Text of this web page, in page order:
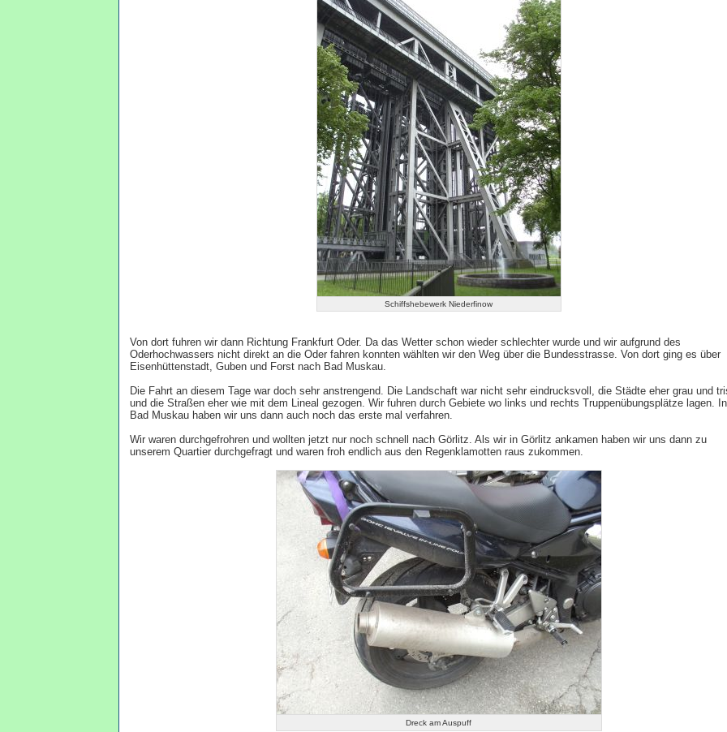
Schiffshebewerk Niederfinow
Von dort fuhren wir dann Richtung Frankfurt Oder. Da das Wetter schon wieder schlechter wurde und wir aufgrund des
Oderhochwassers nicht direkt an die Oder fahren konnten wählten wir den Weg über die Bundesstrasse. Von dort ging es über
Eisenhüttenstadt, Guben und Forst nach Bad Muskau.
Die Fahrt an diesem Tage war doch sehr anstrengend. Die Landschaft war nicht sehr eindrucksvoll, die Städte eher grau und
und die Straßen eher wie mit dem Lineal gezogen. Wir fuhren durch Gebiete wo links und rechts Truppenübungsplätze lagen. In
Bad Muskau haben wir uns dann auch noch das erste mal verfahren.
Wir waren durchgefrohren und wollten jetzt nur noch schnell nach Görlitz. Als wir in Görlitz ankamen haben wir uns dann zu
unserem Quartier durchgefragt und waren froh endlich aus den Regenklamotten raus zukommen.
Dreck am Auspuff